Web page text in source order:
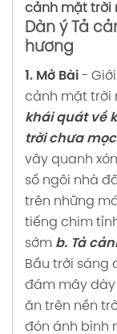
cảnh mặt trời
Dàn ý Tả
hương
1. Mở Bài -
cảnh mặt trời
khái quát về
trời chưa mọc
vây quanh
số ngôi nhà
trên những
tiếng chim
sớm b. Tả
Bầu trời sáng
đám mây
ăn trên nền
đón ánh bình